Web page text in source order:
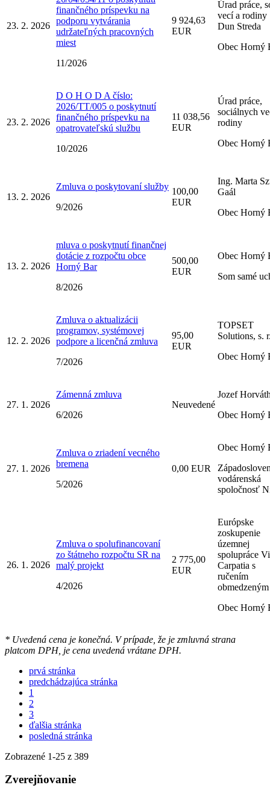
23. 2. 2026
finančného príspevku na
podporu vytvárania
udržateľných pracovných
miest
11/2026
9 924,63
EUR
Úrad práce,
vecí a rodiny
Dun Streda
Obec Horný
23. 2. 2026
D O H O D A číslo:
2026/TT/005 o poskytnutí
finančného príspevku na
opatrovateľskú službu
10/2026
11 038,56
EUR
Úrad práce,
sociálnych
rodiny
Obec Horný
13. 2. 2026
Zmluva o poskytovaní služby
9/2026
100,00
EUR
Ing. Marta
Gaál
Obec Horný
13. 2. 2026
mluva o poskytnutí finančnej
dotácie z rozpočtu obce
Horný Bar
8/2026
500,00
EUR
Obec Horný
Som samé
12. 2. 2026
Zmluva o aktualizácii
programov, systémovej
podpore a licenčná zmluva
7/2026
95,00
EUR
TOPSET
Solutions, s.
Obec Horný
27. 1. 2026
Zámenná zmluva
6/2026
Neuvedené
Jozef
Obec Horný
27. 1. 2026
Zmluva o zriadení vecného
bremena
5/2026
0,00 EUR
Obec Horný
vodárenská
spoločnosť
26. 1. 2026
Zmluva o spolufinancovaní
zo štátneho rozpočtu SR na
malý projekt
4/2026
2 775,00
EUR
Európske
zoskupenie
územnej
spolupráce
Carpatia s
ručením
obmedzeným
Obec Horný
* Uvedená cena je konečná. V prípade, že je zmluvná strana
platcom DPH, je cena uvedená vrátane DPH.
prvá stránka
predchádzajúca stránka
1
2
3
ďalšia stránka
posledná stránka
Zobrazené 1-25 z 389
Zverejňovanie